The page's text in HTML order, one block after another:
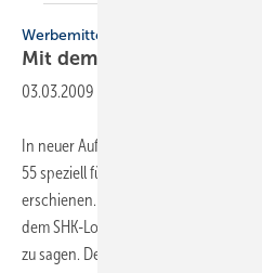
Werbemittel
Mit dem Eckring danke
03.03.2009
In neuer Aufmachung ist der 12-
55 speziell für das SHK-Handwerk
erschienen. So ist es möglich, mit
dem SHK-Logo als Marke zu werben
zu sagen. Den Katalog hat der ZVSHK